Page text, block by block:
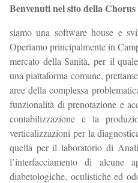
Benvenuti nel sito della
siamo una software house e
Operiamo principalmente in
mercato della Sanità, per il
una piattaforma comune,
aree della complessa
funzionalità di prenotazione e
contabilizzazione e la
verticalizzazioni per la
quella per il laboratorio di
l’interfacciamento di alcune
diabetologiche, oculistiche ed